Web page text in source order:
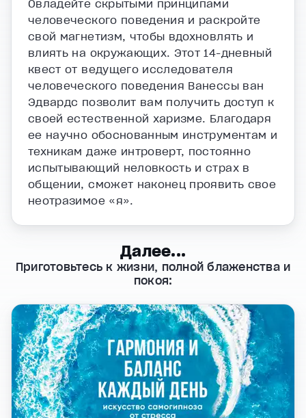
Далее...
Приготовьтесь к жизни, полной блаженства и
покоя:
Овладейте скрытыми принципами
человеческого поведения и раскройте
свой магнетизм, чтобы вдохновлять и
влиять на окружающих. Этот 14-дневный
квест от ведущего исследователя
человеческого поведения Ванессы ван
Эдвардс позволит вам получить доступ к
своей естественной харизме. Благодаря
ее научно обоснованным инструментам и
техникам даже интроверт, постоянно
испытывающий неловкость и страх в
общении, сможет наконец проявить свое
неотразимое «я».